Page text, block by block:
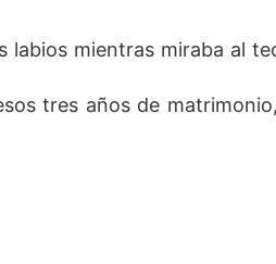
labios mientras miraba al
tres años de